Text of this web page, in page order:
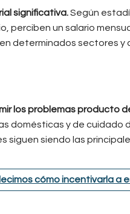
significativa.Según
perciben un salario
determinados sectores
los problemas producto
domésticas y de cuidado
siguen siendo las
cómo incentivarla a